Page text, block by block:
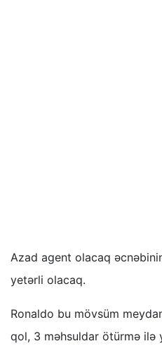
Azad agent olacaq
yetərli olacaq.
Ronaldo bu mövsüm
qol, 3 məhsuldar ötürmə ilə